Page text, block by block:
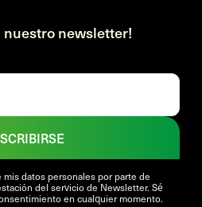
nuestro newsletter!
datos personales por parte de
del servicio de Newsletter. Sé
en cualquier momento.